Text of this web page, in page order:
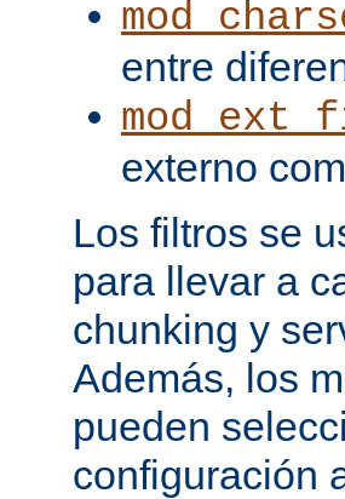
entre
externo
Los filtros se
para llevar a
chunking y
Además, los
pueden
configuración